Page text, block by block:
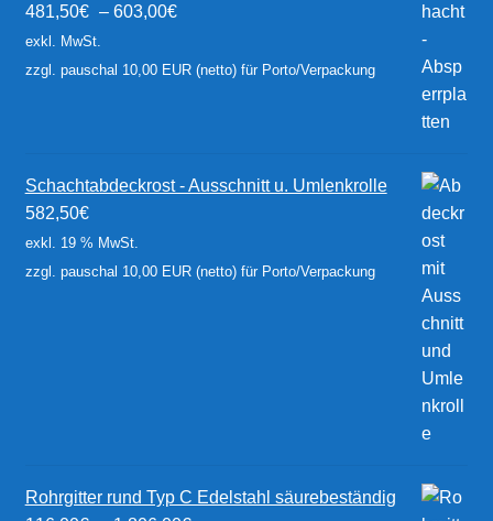
481,50€ – 603,00€
exkl. MwSt.
zzgl. pauschal 10,00 EUR (netto) für Porto/Verpackung
Schachtabdeckrost - Ausschnitt u. Umlenkrolle
582,50€
exkl. 19 % MwSt.
zzgl. pauschal 10,00 EUR (netto) für Porto/Verpackung
Rohrgitter rund Typ C Edelstahl säurebeständig